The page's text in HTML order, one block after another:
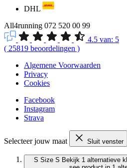
DHL
All4running 072 520 00 99
4.5 van: 5
( 25819 beoordelingen )
Algemene Voorwaarden
Privacy
Cookies
Facebook
Instagram
Strava
Selecteer jouw maat Sluit venster
S Size S Bekijk 1 alternatieve